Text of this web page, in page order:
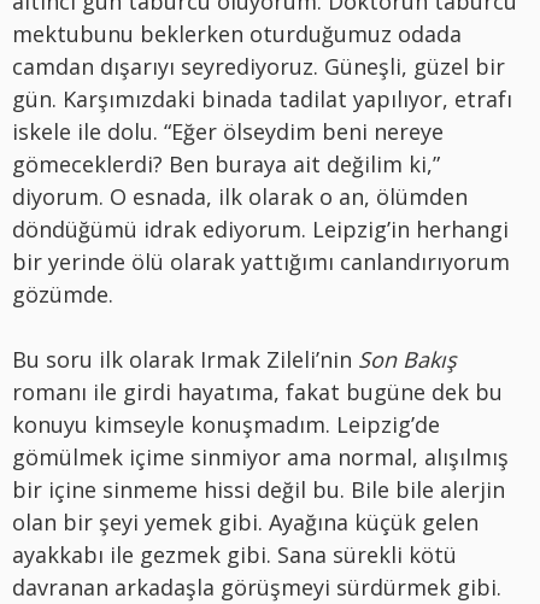
mektubunu beklerken oturduğumuz odada
camdan dışarıyı seyrediyoruz. Güneşli, güzel bir
gün. Karşımızdaki binada tadilat yapılıyor, etrafı
iskele ile dolu. “Eğer ölseydim beni nereye
gömeceklerdi? Ben buraya ait değilim ki,”
diyorum. O esnada, ilk olarak o an, ölümden
döndüğümü idrak ediyorum. Leipzig’in herhangi
bir yerinde ölü olarak yattığımı canlandırıyorum
gözümde.
Bu soru ilk olarak Irmak Zileli’nin Son Bakış
romanı ile girdi hayatıma, fakat bugüne dek bu
konuyu kimseyle konuşmadım. Leipzig’de
gömülmek içime sinmiyor ama normal, alışılmış
bir içine sinmeme hissi değil bu. Bile bile alerjin
olan bir şeyi yemek gibi. Ayağına küçük gelen
ayakkabı ile gezmek gibi. Sana sürekli kötü
davranan arkadaşla görüşmeyi sürdürmek gibi.